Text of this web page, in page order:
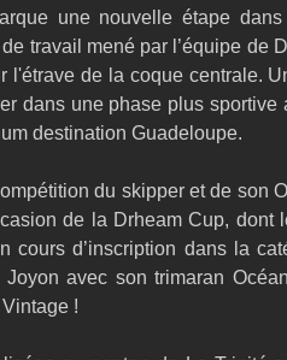
une nouvelle étape
travail mené par l’équipe de
l'étrave de la coque centrale.
dans une phase plus
destination Guadeloupe.
du skipper et de son
de la Drheam Cup, dont
cours d’inscription dans la
avec son trimaran
!